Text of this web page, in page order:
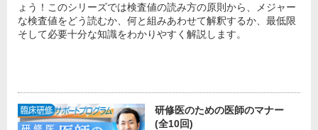
ょう！このシリーズでは検査値の読み方の原則から、メジャー
な検査値をどう読むか、何と組みあわせて解釈するか、最低限
そして必要十分な知識をわかりやすく解説します。
研修医のための医師のマナー
(全10回)